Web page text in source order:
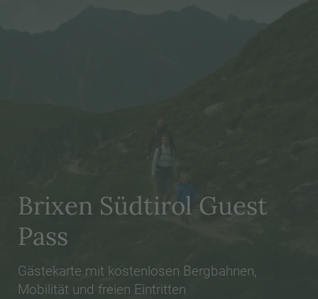
Brixen Südtirol Guest
Pass
Gästekarte mit kostenlosen Bergbahnen,
Mobilität und freien Eintritten